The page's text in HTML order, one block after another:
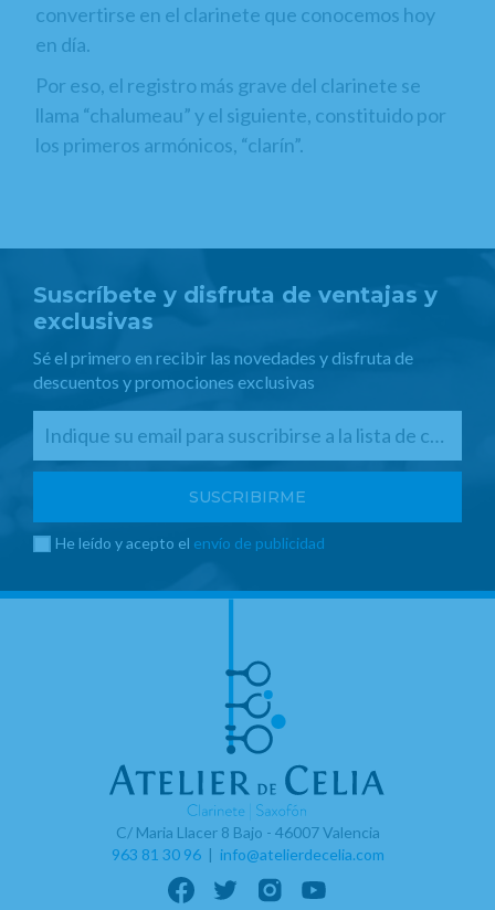
convertirse en el clarinete que conocemos hoy
en día.
Por eso, el registro más grave del clarinete se
llama “chalumeau” y el siguiente, constituido por
los primeros armónicos, “clarín”.
Suscríbete y disfruta de ventajas y
exclusivas
Sé el primero en recibir las novedades y disfruta de
descuentos y promociones exclusivas
He leído y acepto el envío de publicidad
C/ Maria Llacer 8 Bajo - 46007 Valencia
963 81 30 96| info@atelierdecelia.com